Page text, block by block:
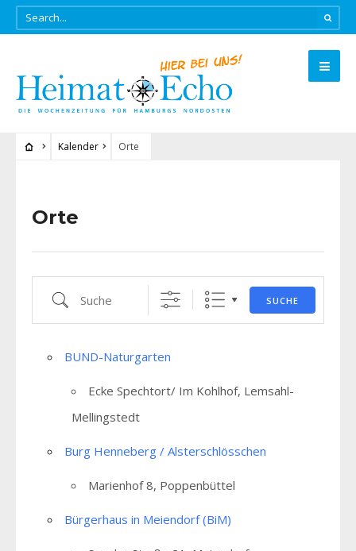
Kalender Orte
Orte
Suche SUCHE
BUND-Naturgarten
Ecke Spechtort/ Im Kohlhof, Lemsahl-
Mellingstedt
Burg Henneberg / Alsterschlösschen
Marienhof 8, Poppenbüttel
Bürgerhaus in Meiendorf (BiM)